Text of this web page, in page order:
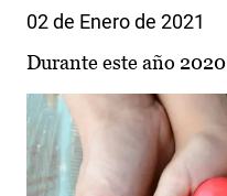
02 de Enero de 2021
Durante este año 2020